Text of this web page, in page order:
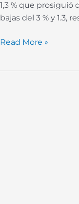
1,3 % que
bajas del 3 % y 1.3,
Read More »